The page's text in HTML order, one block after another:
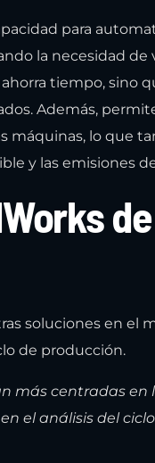
para
la necesidad de
tiempo, sino
Además,
máquinas, lo que
y las emisiones de
soluciones en el
de producción.
más centradas
el análisis del